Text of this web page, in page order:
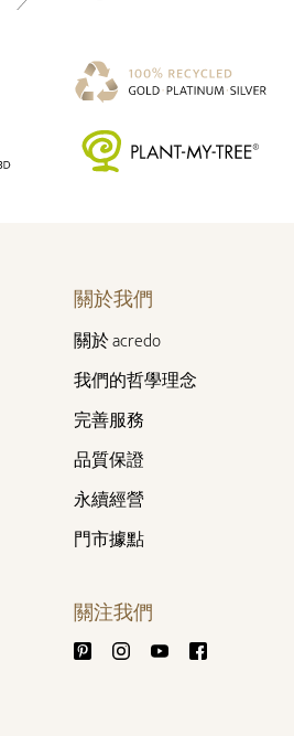
關於我們
關於 acredo
我們的哲學理念
完善服務
品質保證
永續經營
門市據點
關注我們